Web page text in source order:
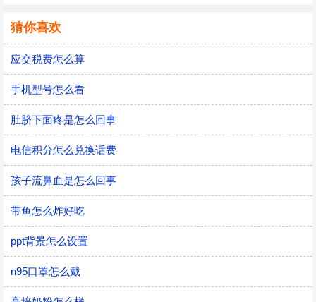
猜你喜欢
应交税费怎么算
手机型号怎么看
肚脐下面疼是怎么回事
电信积分怎么兑换话费
孩子流鼻血是怎么回事
带鱼怎么炸好吃
ppt背景怎么设置
n95口罩怎么戴